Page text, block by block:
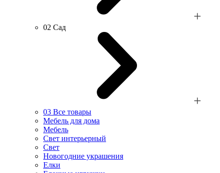
02 Сад
03 Все товары
Мебель для дома
Мебель
Свет интерьерный
Свет
Новогодние украшения
Елки